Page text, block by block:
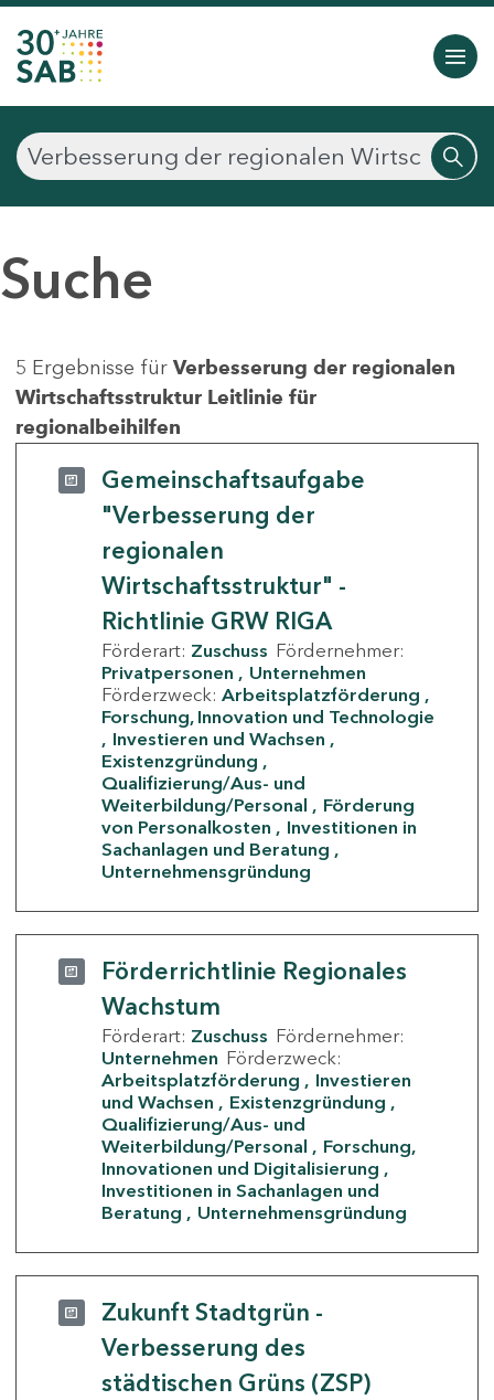
Suche
5 Ergebnisse für Verbesserung der regionalen
Wirtschaftsstruktur Leitlinie für
regionalbeihilfen
Gemeinschaftsaufgabe
"Verbesserung der
regionalen
Wirtschaftsstruktur" -
Richtlinie GRW RIGA
Förderart: Zuschuss Fördernehmer:
Privatpersonen
Unternehmen
Förderzweck: Arbeitsplatzförderung
Forschung, Innovation und Technologie
Investieren und Wachsen
Existenzgründung
Qualifizierung/Aus- und
Weiterbildung/Personal
Förderung
von Personalkosten
Investitionen in
Sachanlagen und Beratung
Unternehmensgründung
Förderrichtlinie Regionales
Wachstum
Förderart: Zuschuss Fördernehmer:
Unternehmen Förderzweck:
Arbeitsplatzförderung
Investieren
und Wachsen
Existenzgründung
Qualifizierung/Aus- und
Weiterbildung/Personal
Forschung,
Innovationen und Digitalisierung
Investitionen in Sachanlagen und
Beratung
Unternehmensgründung
Zukunft Stadtgrün -
Verbesserung des
städtischen Grüns (ZSP)